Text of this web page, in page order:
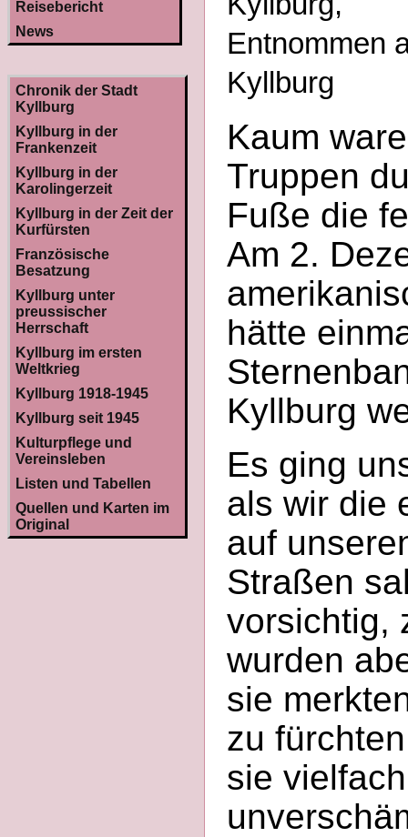
Reisebericht
News
Chronik der Stadt
Kyllburg
Kyllburg in der
Frankenzeit
Kyllburg in der
Karolingerzeit
Kyllburg in der Zeit der
Kurfürsten
Französische
Besatzung
Kyllburg unter
preussischer
Herrschaft
Kyllburg im ersten
Weltkrieg
Kyllburg 1918-1945
Kyllburg seit 1945
Kulturpflege und
Vereinsleben
Listen und Tabellen
Quellen und Karten im
Original
Entnommen
Kyllburg
Kaum
Truppen
Fuße die
Am 2.
hätte
Kyllburg
Es ging
als wir die
auf
Straßen
vorsichtig,
wurden
sie
zu
sie